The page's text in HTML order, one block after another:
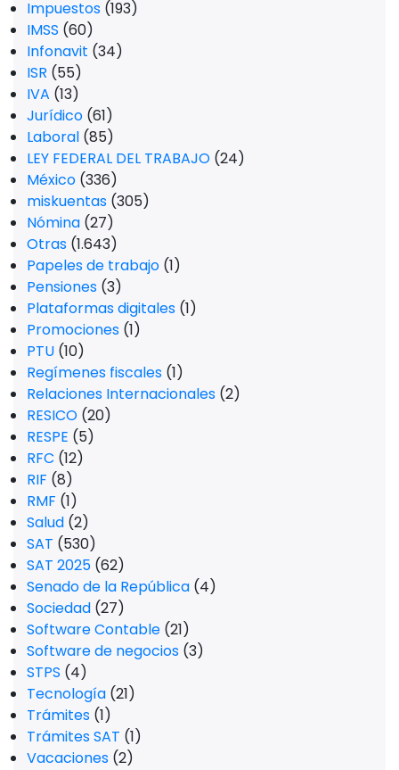
Impuestos (193)
IMSS (60)
Infonavit (34)
ISR (55)
IVA (13)
Jurídico (61)
Laboral (85)
LEY FEDERAL DEL TRABAJO (24)
México (336)
miskuentas (305)
Nómina (27)
Otras (1.643)
Papeles de trabajo (1)
Pensiones (3)
Plataformas digitales (1)
Promociones (1)
PTU (10)
Regímenes fiscales (1)
Relaciones Internacionales (2)
RESICO (20)
RESPE (5)
RFC (12)
RIF (8)
RMF (1)
Salud (2)
SAT (530)
SAT 2025 (62)
Senado de la República (4)
Sociedad (27)
Software Contable (21)
Software de negocios (3)
STPS (4)
Tecnología (21)
Trámites (1)
Trámites SAT (1)
Vacaciones (2)